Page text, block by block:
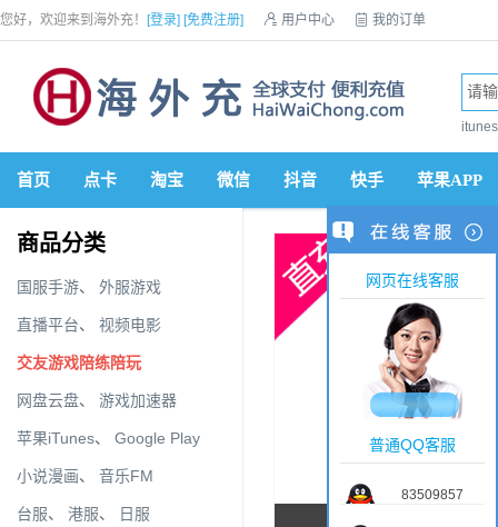
您好，欢迎来到海外充！ [登录] [免费注册]  用户中心  我的订单
首页 点卡 淘宝 微信 抖音 快手 苹果APP
商品分类
国服手游、 外服游戏
直播平台、 视频电影
交友游戏陪练陪玩
网盘云盘、 游戏加速器
苹果iTunes、 Google Play
小说漫画、 音乐FM
台服、 港服、 日服
网页在线客服
普通QQ客服
83509857